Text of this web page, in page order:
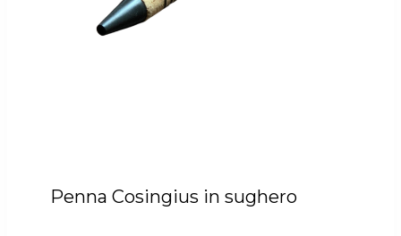
Penna Cosingius in sughero